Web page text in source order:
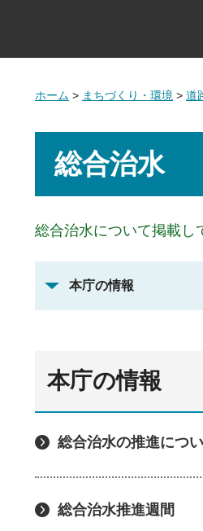
ホーム > まちづくり・環境 > 道
総合治水
総合治水について掲載し
本庁の情報
本庁の情報
総合治水の推進につ
総合治水推進週間